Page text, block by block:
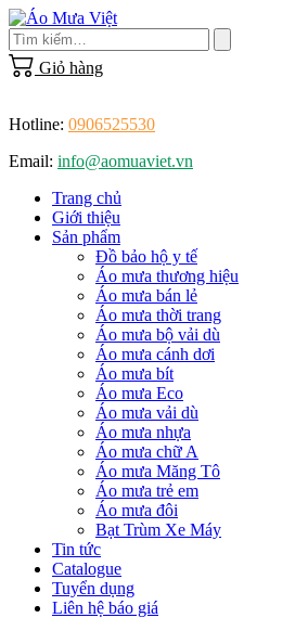
Skip
to
content
Giỏ hàng
Hotline: 0906525530
Email: info@aomuaviet.vn
Trang chủ
Giới thiệu
Sản phẩm
Đồ bảo hộ y tế
Áo mưa thương hiệu
Áo mưa bán lẻ
Áo mưa thời trang
Áo mưa bộ vải dù
Áo mưa cánh dơi
Áo mưa bít
Áo mưa Eco
Áo mưa vải dù
Áo mưa nhựa
Áo mưa chữ A
Áo mưa Măng Tô
Áo mưa trẻ em
Áo mưa đôi
Bạt Trùm Xe Máy
Tin tức
Catalogue
Tuyển dụng
Liên hệ báo giá